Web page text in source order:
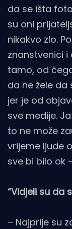
da se išta
su oni
nikakvo zlo.
znanstvenici
tamo, od
da ne žele
jer je od
sve medije.
to ne može
vrijeme ljude
sve bi bilo ok
“Vidjeli su da
– Najprije su